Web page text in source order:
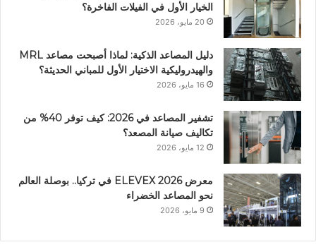
الخيار الأول في الفيلات الفاخرة؟
20 مايو، 2026
دليل المصاعد الذكية: لماذا أصبحت مصاعد MRL
والهيدروليكية الاختيار الأول للمباني الحديثة؟
16 مايو، 2026
تشفير المصاعد في 2026: كيف توفر 40% من
تكاليف صيانة المصعد؟
12 مايو، 2026
معرض ELEVEX 2026 في تركيا.. بوصلة العالم
نحو المصاعد الخضراء
9 مايو، 2026